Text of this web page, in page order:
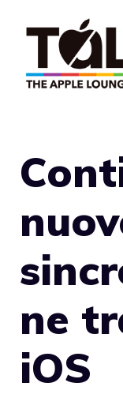
contenuto
ne
iOS